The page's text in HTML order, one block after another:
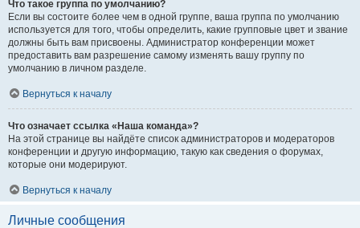
Что такое группа по умолчанию?
Если вы состоите более чем в одной группе, ваша группа по умолчанию
используется для того, чтобы определить, какие групповые цвет и звание
должны быть вам присвоены. Администратор конференции может
предоставить вам разрешение самому изменять вашу группу по
умолчанию в личном разделе.
Вернуться к началу
Что означает ссылка «Наша команда»?
На этой странице вы найдёте список администраторов и модераторов
конференции и другую информацию, такую как сведения о форумах,
которые они модерируют.
Вернуться к началу
Личные сообщения